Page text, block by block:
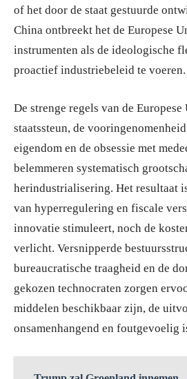
of het door de staat gestuurde
China ontbreekt het de Europese
instrumenten als de ideologische
proactief industriebeleid te voeren.
De strenge regels van de Europese
staatssteun, de
eigendom en de obsessie met
belemmeren systematisch
herindustrialisering. Het resultaat
van hyperregulering en fiscale
innovatie stimuleert, noch de
verlicht. Versnipperde
bureaucratische traagheid en de
gekozen technocraten zorgen
middelen beschikbaar zijn, de
onsamenhangend en foutgevoelig